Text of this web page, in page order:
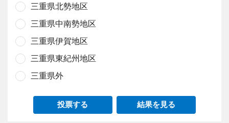
三重県北勢地区
三重県中南勢地区
三重県伊賀地区
三重県東紀州地区
三重県外
投票する 結果を見る